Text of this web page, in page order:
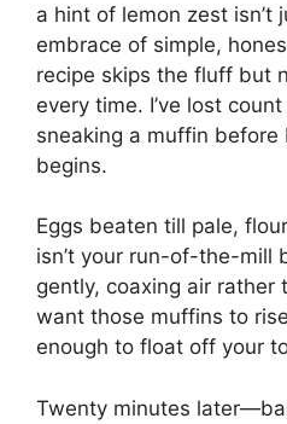
a hint of lemon zest isn’t
embrace of simple,
recipe skips the fluff but
every time. I’ve lost
sneaking a muffin
begins.
Eggs beaten till pale,
isn’t your run-of-the-mill
gently, coaxing air rather
want those muffins to
enough to float off your
Twenty minutes